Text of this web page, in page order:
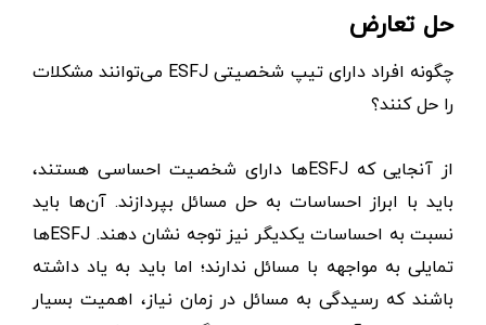
حل تعارض
چگونه افراد دارای تیپ شخصیتی ESFJ می‌توانند مشکلات
را حل کنند؟
از آنجایی که ESFJها دارای شخصیت احساسی هستند،
باید با ابراز احساسات به حل مسائل بپردازند. آن‌ها باید
نسبت به احساسات یکدیگر نیز توجه نشان دهند. ESFJها
تمایلی به مواجهه با مسائل ندارند؛ اما باید به یاد داشته
باشند که رسیدگی به مسائل در زمان نیاز، اهمیت بسیار